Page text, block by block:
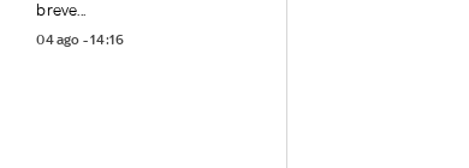
breve...
04 ago - 14:16